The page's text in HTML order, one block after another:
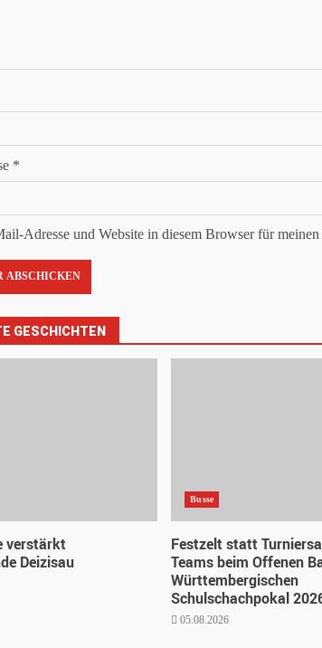
*
Adresse und Website in diesem Browser für
GESCHICHTEN
verstärkt
Deizisau
Busse
Festzelt statt
Teams beim Offenen
Württembergischen
Schulschachpokal
05.08.2026